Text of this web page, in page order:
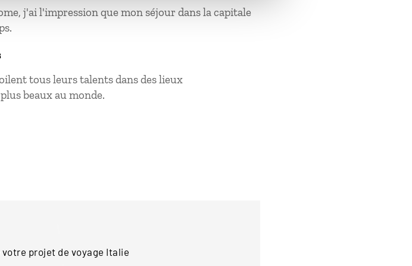
j'ai l'impression que mon séjour dans la capitale
tous leurs talents dans des lieux
beaux au monde.
projet de voyage Italie